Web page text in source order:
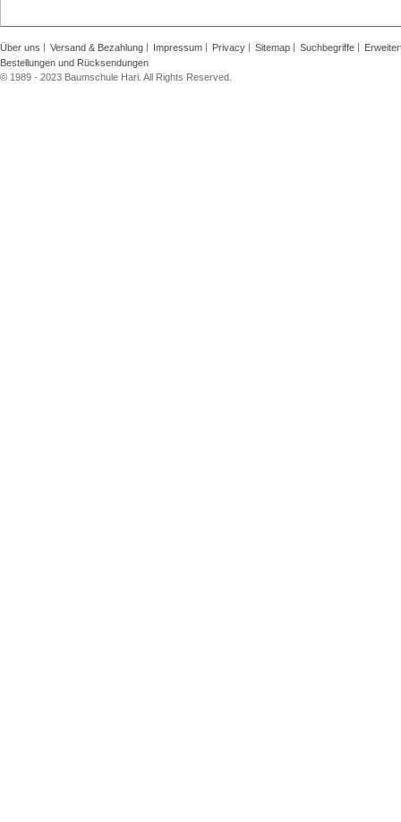
Über uns Versand & Bezahlung Impressum Privacy Sitemap Suchbegriffe
Bestellungen und Rücksendungen
© 1989 - 2023 Baumschule Hari. All Rights Reserved.